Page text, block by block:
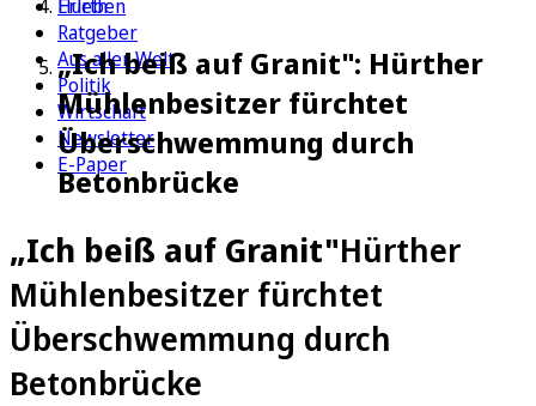
Erleben
Ratgeber
Aus aller Welt
Politik
Wirtschaft
Newsletter
E-Paper
Hürth
„Ich beiß auf Granit": Hürther
Mühlenbesitzer fürchtet
Überschwemmung durch
Betonbrücke
„Ich beiß auf Granit"Hürther
Mühlenbesitzer fürchtet
Überschwemmung durch
Betonbrücke